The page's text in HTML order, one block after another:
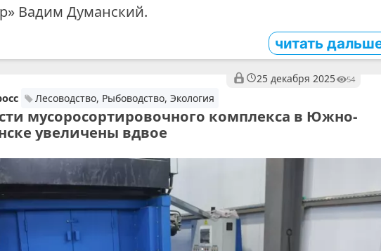
Вадим Думанский.
читать
25 декабря 2025 54
Лесоводство, Рыбоводство, Экология
мусоросортировочного комплекса в Южно-
увеличены вдвое